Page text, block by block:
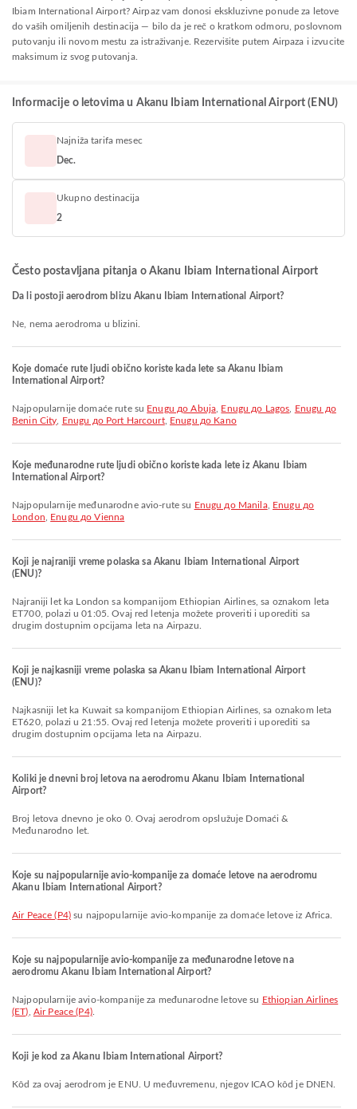
Ibiam International Airport? Airpaz vam donosi ekskluzivne ponude za letove
do vaših omiljenih destinacija — bilo da je reč o kratkom odmoru, poslovnom
putovanju ili novom mestu za istraživanje. Rezervišite putem Airpaza i izvucite
maksimum iz svog putovanja.
Informacije o letovima u Akanu Ibiam International Airport (ENU)
Najniža tarifa mesec
Dec.
Ukupno destinacija
2
Često postavljana pitanja o Akanu Ibiam International Airport
Da li postoji aerodrom blizu Akanu Ibiam International Airport?
Ne, nema aerodroma u blizini.
Koje domaće rute ljudi obično koriste kada lete sa Akanu Ibiam
International Airport?
Najpopularnije domaće rute su Enugu до Abuja Enugu до Lagos
Enugu до
Benin City
Enugu до Port Harcourt, Enugu до Kano
Koje međunarodne rute ljudi obično koriste kada lete iz Akanu Ibiam
International Airport?
Najpopularnije međunarodne avio-rute su Enugu до Manila, Enugu до
London
Enugu до Vienna
Koji je najraniji vreme polaska sa Akanu Ibiam International Airport
(ENU)?
Najraniji let ka London sa kompanijom Ethiopian Airlines, sa oznakom leta
ET700, polazi u 01:05. Ovaj red letenja možete proveriti i uporediti sa
drugim dostupnim opcijama leta na Airpazu.
Koji je najkasniji vreme polaska sa Akanu Ibiam International Airport
(ENU)?
Najkasniji let ka Kuwait sa kompanijom Ethiopian Airlines, sa oznakom leta
ET620, polazi u 21:55. Ovaj red letenja možete proveriti i uporediti sa
drugim dostupnim opcijama leta na Airpazu.
Koliki je dnevni broj letova na aerodromu Akanu Ibiam International
Airport?
Broj letova dnevno je oko 0. Ovaj aerodrom opslužuje Domaći &
Međunarodno let.
Koje su najpopularnije avio-kompanije za domaće letove na aerodromu
Akanu Ibiam International Airport?
Air Peace (P4)su najpopularnije avio-kompanije za domaće letove iz Africa.
Koje su najpopularnije avio-kompanije za međunarodne letove na
aerodromu Akanu Ibiam International Airport?
Najpopularnije avio-kompanije za međunarodne letove su Ethiopian Airlines
(ET) Air Peace (P4).
Koji je kod za Akanu Ibiam International Airport?
Kôd za ovaj aerodrom je ENU. U međuvremenu, njegov ICAO kôd je DNEN.